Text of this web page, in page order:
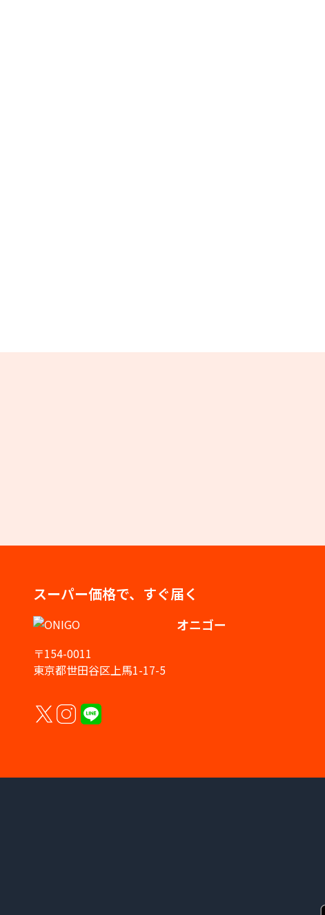
スーパー価格で、すぐ届く
オニゴー
〒154-0011
東京都世田谷区上馬1-17-5